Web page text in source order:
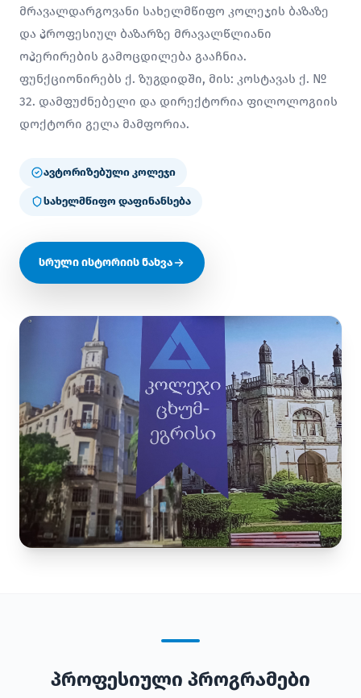
მრავალდარგოვანი სახელმწიფო კოლეჯის ბაზაზე
და პროფესიულ ბაზარზე მრავალწლიანი
ოპერირების გამოცდილება გააჩნია.
ფუნქციონირებს ქ. ზუგდიდში, მის: კოსტავას ქ. №
32. დამფუძნებელი და დირექტორია ფილოლოგიის
დოქტორი გელა მამფორია.
ავტორიზებული კოლეჯი
სახელმწიფო დაფინანსება
სრული ისტორიის ნახვა
პროფესიული პროგრამები